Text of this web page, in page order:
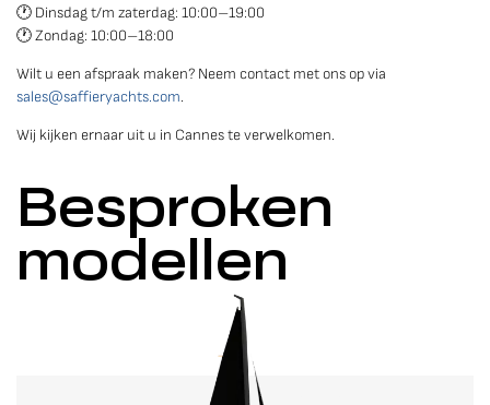
🕐 Dinsdag t/m zaterdag: 10:00–19:00
🕐 Zondag: 10:00–18:00
Wilt u een afspraak maken? Neem contact met ons op via
sales@saffieryachts.com.
Wij kijken ernaar uit u in Cannes te verwelkomen.
Besproken
modellen